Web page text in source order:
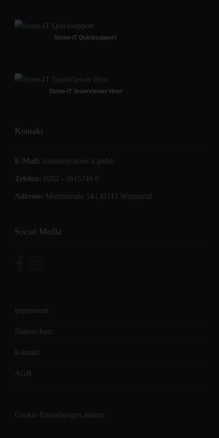
Stone-IT Quicksupport
Stone-IT TeamViewer Host
Kontakt
E-Mail: kontakt@stone-it.gmbh
Telefon: 0202 - 2615749 0
Adresse: Moritzstraße 14 | 42117 Wuppertal
Social Media
Impressum
Datenschutz
Kontakt
AGB
Cookie-Einstellungen ändern